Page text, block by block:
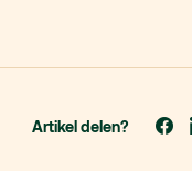
Artikel delen?